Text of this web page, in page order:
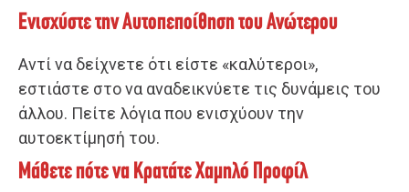
Ενισχύστε την Αυτοπεποίθηση του Ανώτερου
Αντί να δείχνετε ότι είστε «καλύτεροι»,
εστιάστε στο να αναδεικνύετε τις δυνάμεις του
άλλου. Πείτε λόγια που ενισχύουν την
αυτοεκτίμησή του.
Μάθετε πότε να Κρατάτε Χαμηλό Προφίλ